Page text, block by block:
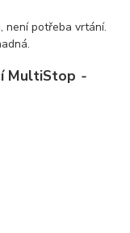
není potřeba vrtání.
MultiStop -